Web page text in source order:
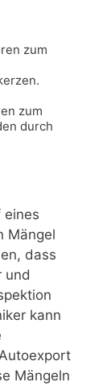
zum
zum
durch
eines
Mängel
dass
und
kann
Mängeln